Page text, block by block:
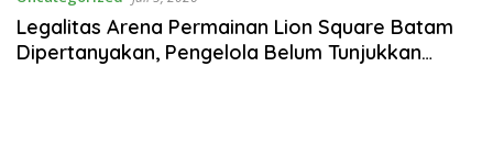
Legalitas Arena Permainan Lion Square Batam
Dipertanyakan, Pengelola Belum Tunjukkan